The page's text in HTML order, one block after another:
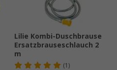
Lilie Kombi-Duschbrause
Ersatzbrauseschlauch 2
m
(1)